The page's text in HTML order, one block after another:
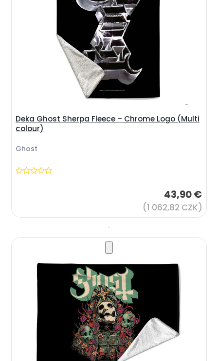
Deka Ghost Sherpa Fleece – Chrome Logo (Multi
colour)
Ghost
43,90 €
(1 062,82 CZK)